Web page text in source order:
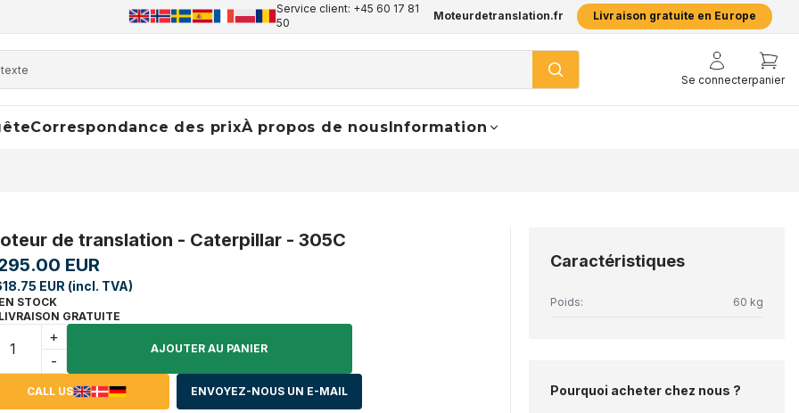
Service client: +45 60 17 81
50
Moteurdetranslation.fr Livraison gratuite en Europe
Se connecterpanier
Correspondance des prixÀ propos de nousInformation
de translation - Caterpillar - 305C
EUR
EUR (incl. TVA)
EN STOCK
LIVRAISON GRATUITE
+
-
AJOUTER AU PANIER
CALL US ENVOYEZ-NOUS UN E-MAIL
Caractéristiques
Poids: 60 kg
Pourquoi acheter chez nous ?